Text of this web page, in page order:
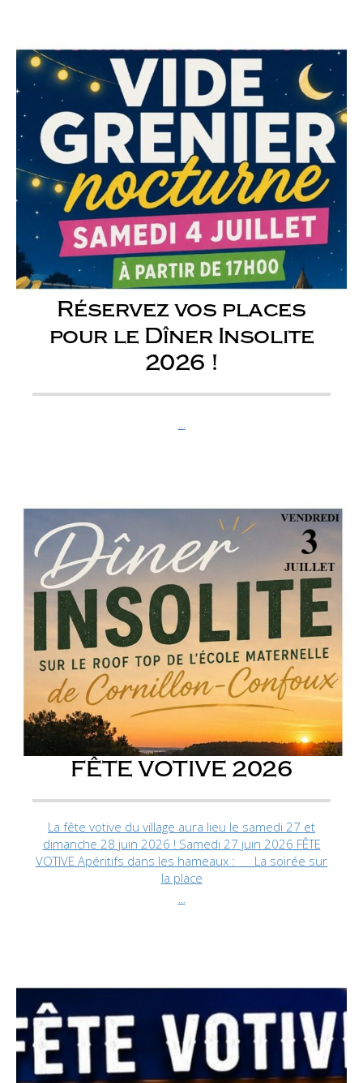
Réservez vos places
pour le Dîner Insolite
2026 !
...
FÊTE VOTIVE 2026
La fête votive du village aura lieu le samedi 27 et
dimanche 28 juin 2026 ! Samedi 27 juin 2026 FÊTE
VOTIVE Apéritifs dans les hameaux : La soirée sur
la place
...